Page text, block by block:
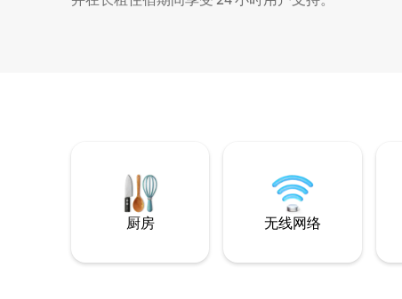
厨房 无线网络